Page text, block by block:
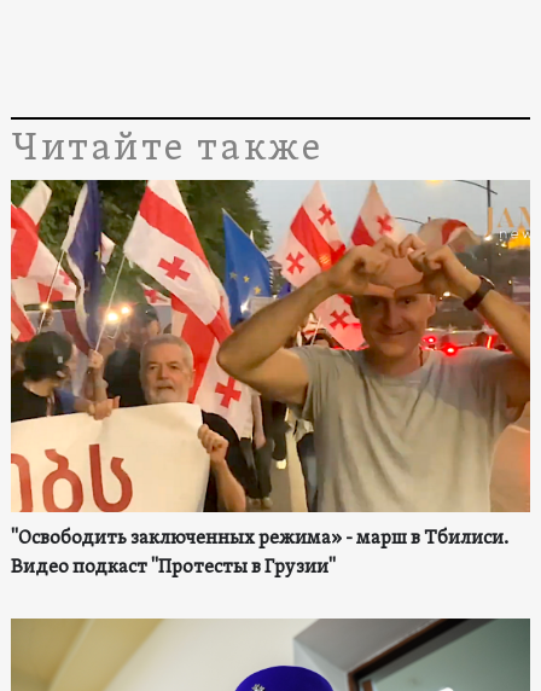
Читайте также
"Освободить заключенных режима» - марш в Тбилиси.
Видео подкаст "Протесты в Грузии"